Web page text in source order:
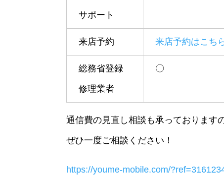
サポート
来店予約 来店予約はこち
総務省登録
修理業者
〇
通信費の見直し相談も承っております
ぜひ一度ご相談ください！
https://youme-mobile.com/